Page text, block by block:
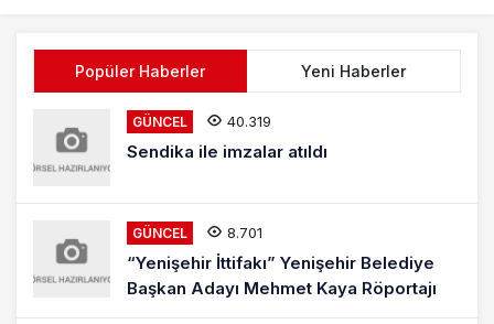
Popüler Haberler Yeni Haberler
GÜNCEL 40.319
Sendika ile imzalar atıldı
GÜNCEL 8.701
“Yenişehir İttifakı” Yenişehir Belediye
Başkan Adayı Mehmet Kaya Röportajı